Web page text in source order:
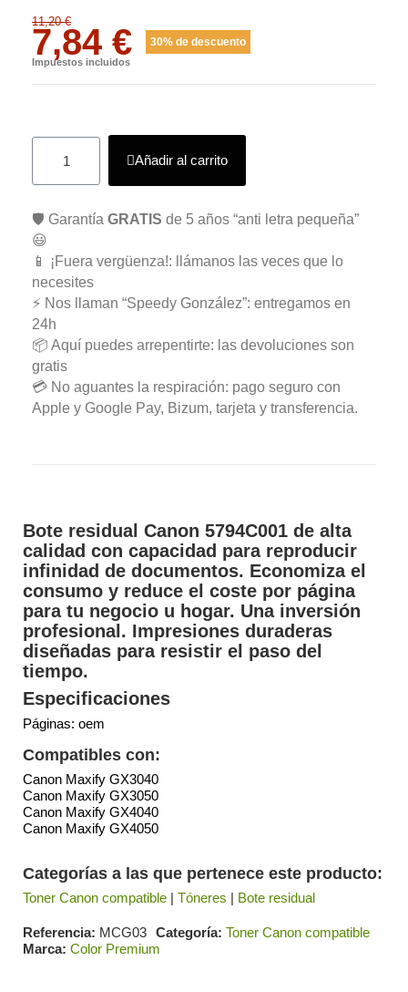
11,20 €
7,84 € 30% de descuento
Impuestos incluidos
Añadir al carrito
🛡️ Garantía GRATIS de 5 años “anti letra pequeña”
😃
📱 ¡Fuera vergüenza!: llámanos las veces que lo
necesites
⚡ Nos llaman “Speedy González”: entregamos en
24h
📦 Aquí puedes arrepentirte: las devoluciones son
gratis
💳 No aguantes la respiración: pago seguro con
Apple y Google Pay, Bizum, tarjeta y transferencia.
Bote residual Canon 5794C001 de alta
calidad con capacidad para reproducir
infinidad de documentos. Economiza el
consumo y reduce el coste por página
para tu negocio u hogar. Una inversión
profesional. Impresiones duraderas
diseñadas para resistir el paso del
tiempo.
Especificaciones
Páginas: oem
Compatibles con:
Canon Maxify GX3040
Canon Maxify GX3050
Canon Maxify GX4040
Canon Maxify GX4050
Categorías a las que pertenece este producto:
Toner Canon compatible | Tóneres | Bote residual
Referencia MCG03 Categoría Toner Canon compatible
Marca Color Premium